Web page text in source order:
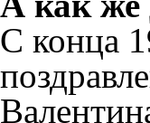
С конца